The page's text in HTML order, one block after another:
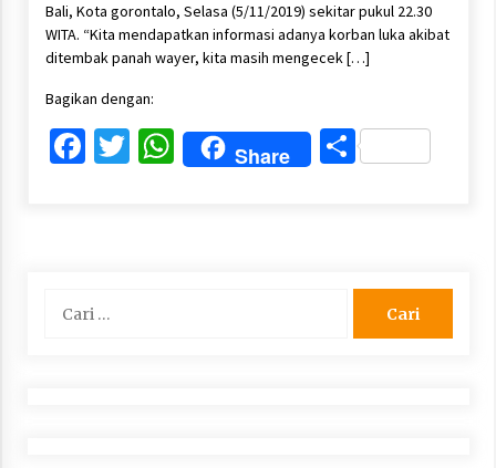
Bali, Kota gorontalo, Selasa (5/11/2019) sekitar pukul 22.30
WITA. “Kita mendapatkan informasi adanya korban luka akibat
ditembak panah wayer, kita masih mengecek […]
Bagikan dengan:
Facebook
Twitter
WhatsApp
Share Share
untuk: